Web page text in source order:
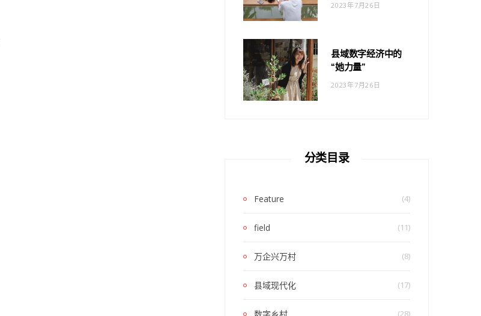
2023年7月26日
县域数字经济中的
“她力量”
2023年7月26日
分类目录
Feature (4)
field (11)
万企兴万村 (8)
县域现代化 (17)